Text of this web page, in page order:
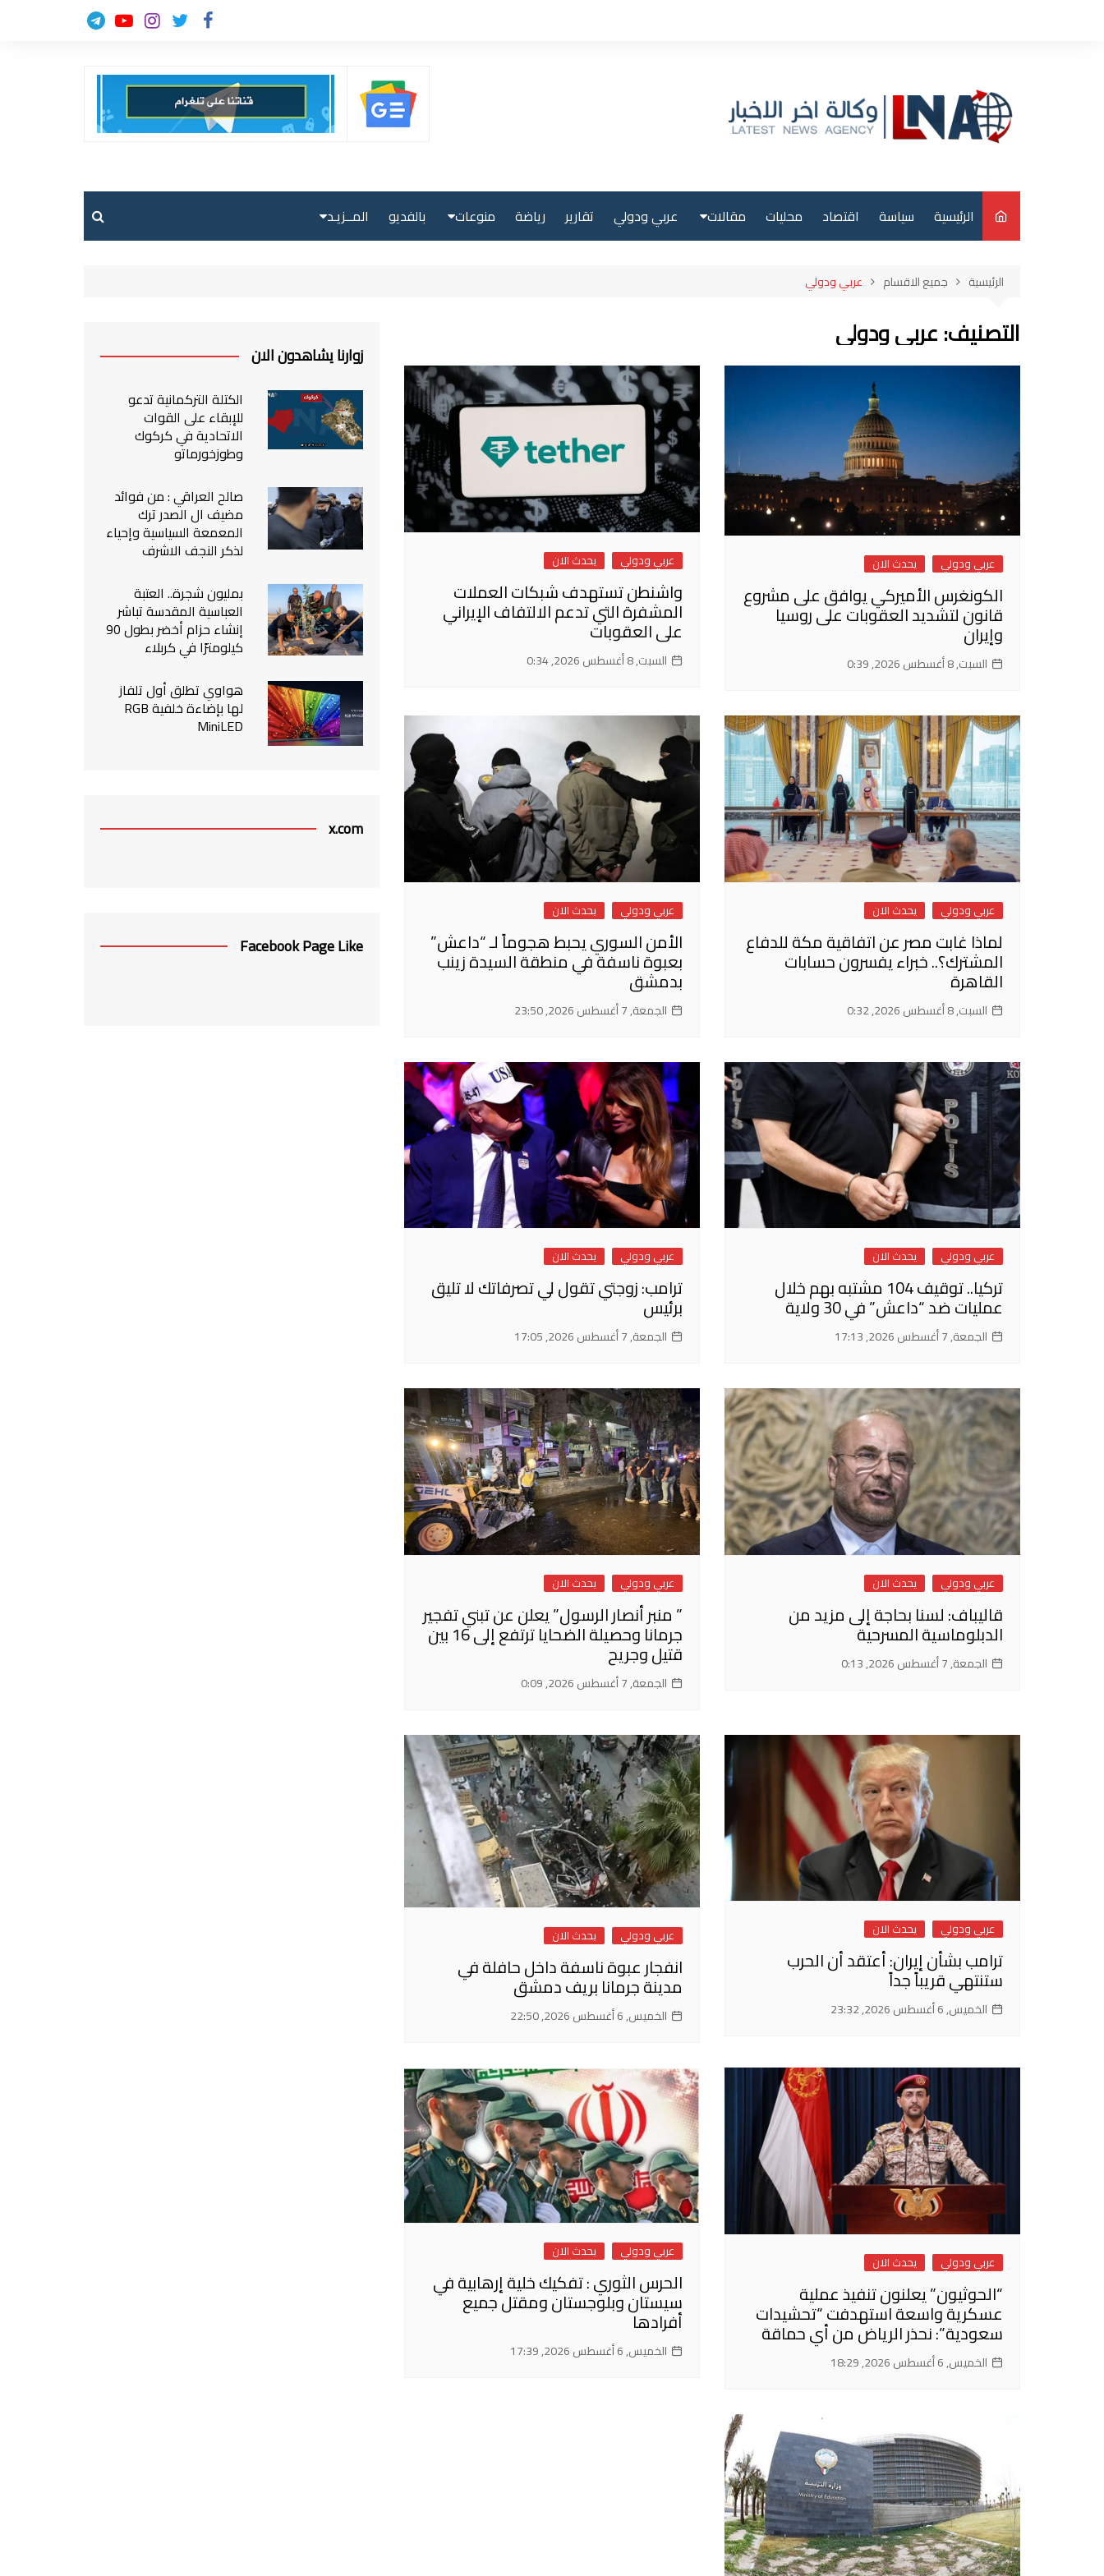
الرئيسية سياسة اقتصاد محليات مقالات عربي ودولي تقارير رياضة منوعات
فن وثقافة
بالفديو المــزيـد
من نحن
اتصل بنا
الرئيسية جميع الاقسام عربي ودولي
التصنيف:عربي ودولي
عربي ودولي يحدث الان
الكونغرس الأميركي يوافق على مشروع
قانون لتشديد العقوبات على روسيا
وإيران
السبت, 8 أغسطس 2026, 0:39
عربي ودولي يحدث الان
واشنطن تستهدف شبكات العملات
المشفرة التي تدعم الالتفاف الإيراني
على العقوبات
السبت, 8 أغسطس 2026, 0:34
عربي ودولي يحدث الان
لماذا غابت مصر عن اتفاقية مكة للدفاع
المشترك؟.. خبراء يفسرون حسابات
القاهرة
السبت, 8 أغسطس 2026, 0:32
عربي ودولي يحدث الان
الأمن السوري يحبط هجوماً لـ “داعش”
بعبوة ناسفة في منطقة السيدة زينب
بدمشق
الجمعة, 7 أغسطس 2026, 23:50
عربي ودولي يحدث الان
تركيا.. توقيف 104 مشتبه بهم خلال
عمليات ضد “داعش” في 30 ولاية
الجمعة, 7 أغسطس 2026, 17:13
عربي ودولي يحدث الان
ترامب: زوجتي تقول لي تصرفاتك لا تليق
برئيس
الجمعة, 7 أغسطس 2026, 17:05
عربي ودولي يحدث الان
قاليباف: لسنا بحاجة إلى مزيد من
الدبلوماسية المسرحية
الجمعة, 7 أغسطس 2026, 0:13
عربي ودولي يحدث الان
” منبر أنصار الرسول” يعلن عن تبني تفجير
جرمانا وحصيلة الضحايا ترتفع إلى 16 بين
قتيل وجريح
الجمعة, 7 أغسطس 2026, 0:09
عربي ودولي يحدث الان
ترامب بشأن إيران: أعتقد أن الحرب
ستنتهي قريباً جداً
الخميس, 6 أغسطس 2026, 23:32
عربي ودولي يحدث الان
انفجار عبوة ناسفة داخل حافلة في
مدينة جرمانا بريف دمشق
الخميس, 6 أغسطس 2026, 22:50
عربي ودولي يحدث الان
“الحوثيون” يعلنون تنفيذ عملية
عسكرية واسعة استهدفت “تحشيدات
سعودية”: نحذر الرياض من أي حماقة
الخميس, 6 أغسطس 2026, 18:29
عربي ودولي يحدث الان
الحرس الثوري : تفكيك خلية إرهابية في
سيستان وبلوجستان ومقتل جميع
أفرادها
الخميس, 6 أغسطس 2026, 17:39
زوارنا يشاهدون الان
الكتلة التركمانية تدعو
للإبقاء على القوات
الاتحادية في كركوك
وطوزخورماتو
صالح العراقي : من فوائد
مضيف ال الصدر ترك
المعمعة السياسية وإحياء
لذكر النجف الاشرف
بمليون شجرة.. العتبة
العباسية المقدسة تباشر
إنشاء حزام أخضر بطول 90
كيلومترًا في كربلاء
هواوي تطلق أول تلفاز
لها بإضاءة خلفية RGB
MiniLED
x.com
Facebook Page Like